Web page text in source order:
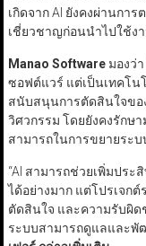
เกิดจาก AI ยังคงผ่านกา
เชี่ยวชาญก่อนนำไปใช้ง
Manao Softwareมองว่า
ซอฟต์แวร์ แต่เป็นเทคโน
สนับสนุนการตัดสินใจขอ
วิศวกรรม โดยยังคงรักษ
สามารถในการขยายระ
“AI สามารถช่วยเพิ่มปร
ได้อย่างมาก แต่โปรเจก
ตัดสินใจ และความรับผิด
ระบบสามารถดูแลและพั